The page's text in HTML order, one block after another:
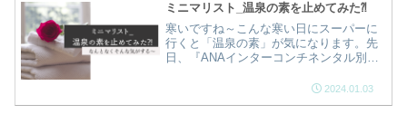
ミニマリスト_温泉の素を止めてみた⁈
寒いですね～こんな寒い日にスーパーに
行くと「温泉の素」が気になります。先
日、『ANAインターコンチネンタル別府
たのですが最高に良かったんです!!温泉の
2024.01.03